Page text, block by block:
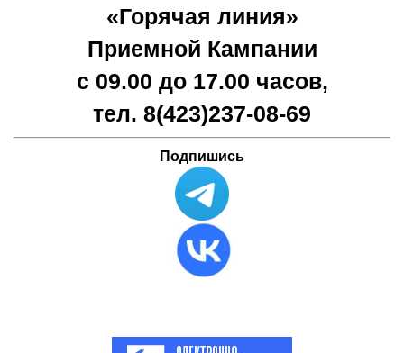
«Горячая линия»
Приемной Кампании
с 09.00 до 17.00 часов,
тел. 8(423)237-08-69
Подпишись